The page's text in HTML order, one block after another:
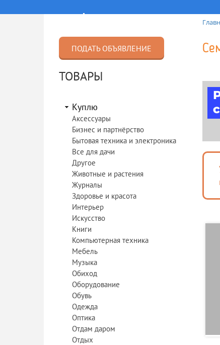
ПОДАТЬ ОБЪЯВЛЕНИЕ
ТОВАРЫ
Куплю
Аксессуары
Бизнес и партнёрство
Бытовая техника и электроника
Все для дачи
Другое
Животные и растения
Журналы
Здоровье и красота
Интерьер
Искусство
Книги
Компьютерная техника
Мебель
Музыка
Обиход
Оборудование
Обувь
Одежда
Оптика
Отдам даром
Отдых